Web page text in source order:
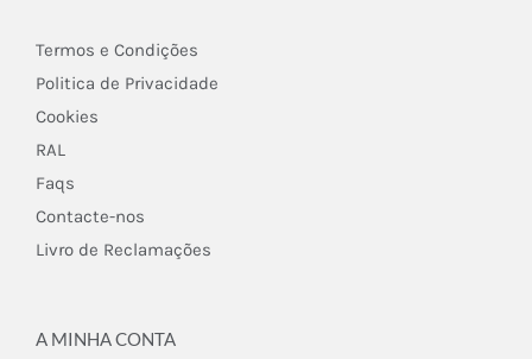
Termos e Condições
Politica de Privacidade
Cookies
RAL
Faqs
Contacte-nos
Livro de Reclamações
A MINHA CONTA